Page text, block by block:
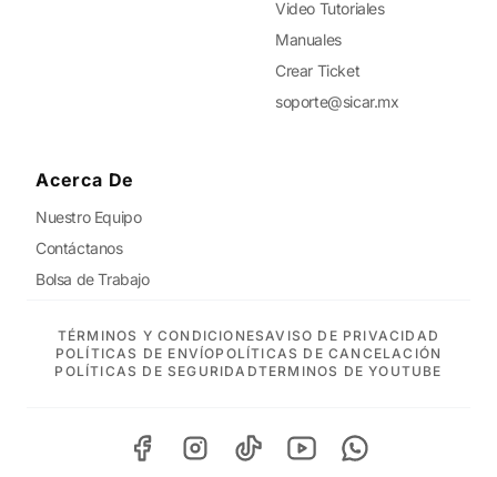
Video Tutoriales
Manuales
Crear Ticket
soporte@sicar.mx
Acerca De
Nuestro Equipo
Contáctanos
Bolsa de Trabajo
TÉRMINOS Y CONDICIONESAVISO DE PRIVACIDAD
POLÍTICAS DE ENVÍOPOLÍTICAS DE CANCELACIÓN
POLÍTICAS DE SEGURIDADTERMINOS DE YOUTUBE